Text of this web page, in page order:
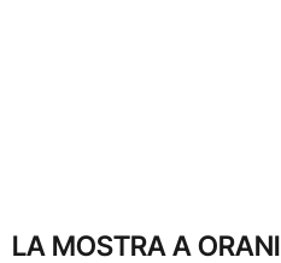
LA MOSTRA A ORANI